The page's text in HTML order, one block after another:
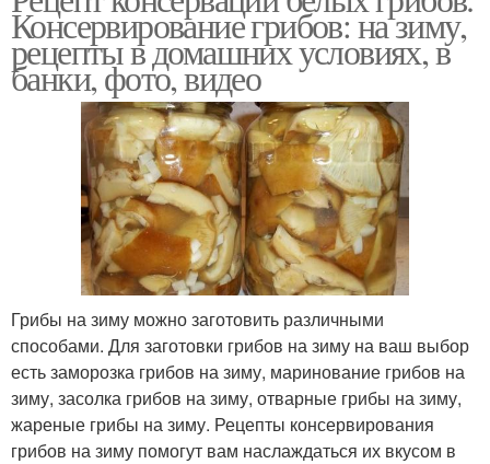
Консервирование грибов: на зиму,
рецепты в домашних условиях, в
банки, фото, видео
Грибы на зиму можно заготовить различными
способами. Для заготовки грибов на зиму на ваш выбор
есть заморозка грибов на зиму, маринование грибов на
зиму, засолка грибов на зиму, отварные грибы на зиму,
жареные грибы на зиму. Рецепты консервирования
грибов на зиму помогут вам наслаждаться их вкусом в